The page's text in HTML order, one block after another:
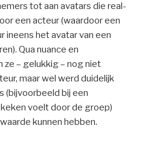
tot aan avatars die real-
een acteur (waardoor een
ineens het avatar van een
Qua nuance en
– gelukkig – nog niet
maar wel werd duidelijk
(bijvoorbeeld bij een
voelt door de groep)
kunnen hebben.